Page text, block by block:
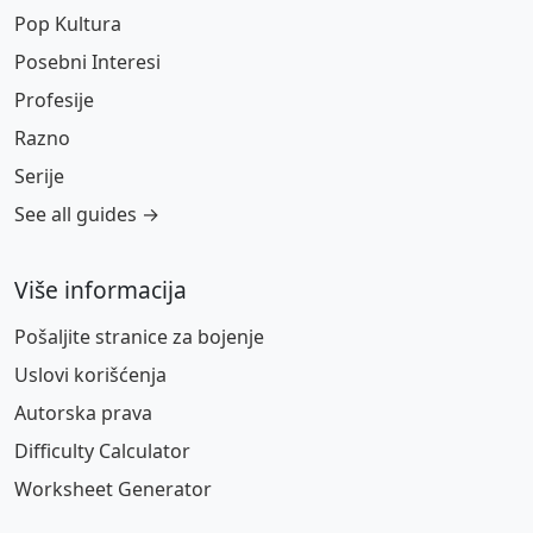
Pop Kultura
Posebni Interesi
Profesije
Razno
Serije
See all guides →
Više informacija
Pošaljite stranice za bojenje
Uslovi korišćenja
Autorska prava
Difficulty Calculator
Worksheet Generator